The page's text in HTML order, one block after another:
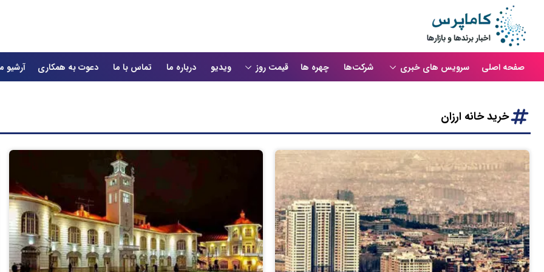
صفحه اصلی سرویس های خبری شرکت‌ها چهره ها قیمت روز ویدیو درباره ما تماس با ما دعوت به همکاری آرشیو
خرید خانه ارزان